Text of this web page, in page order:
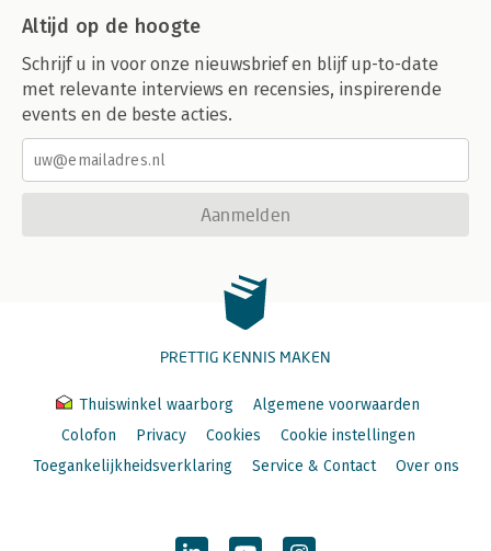
Altijd op de hoogte
Schrijf u in voor onze nieuwsbrief en blijf up-to-date
met relevante interviews en recensies, inspirerende
events en de beste acties.
Aanmelden
PRETTIG KENNIS MAKEN
Thuiswinkel waarborg
Algemene voorwaarden
Colofon
Privacy Cookies
Cookie instellingen
Toegankelijkheidsverklaring
Service & Contact Over ons